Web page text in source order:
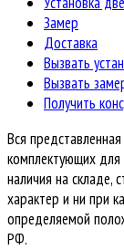
Замер
Доставка
Вызвать
Вызвать
Получить
Вся
комплектующих для
наличия на складе,
характер и ни при
определяемой
РФ.